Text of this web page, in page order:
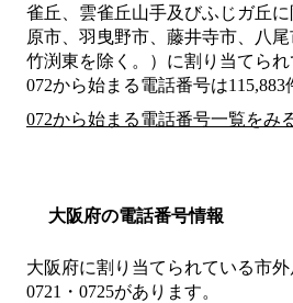
雀丘、雲雀丘山手及びふじガ丘
原市、羽曳野市、藤井寺市、八
竹渕東を除く。） に割り当てられ
072から始まる電話番号は115,883
072から始まる電話番号一覧をみ
大阪府の電話番号情報
大阪府に割り当てられている市外
0721・0725があります。